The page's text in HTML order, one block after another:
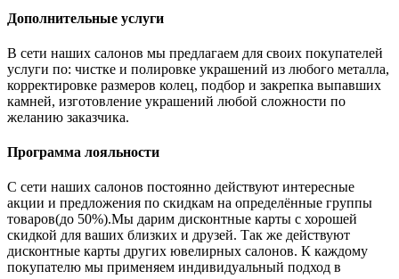
Дополнительные услуги
В сети наших салонов мы предлагаем для своих покупателей
услуги по: чистке и полировке украшений из любого металла,
корректировке размеров колец, подбор и закрепка выпавших
камней, изготовление украшений любой сложности по
желанию заказчика.
Программа лояльности
С сети наших салонов постоянно действуют интересные
акции и предложения по скидкам на определённые группы
товаров(до 50%).Мы дарим дисконтные карты с хорошей
скидкой для ваших близких и друзей. Так же действуют
дисконтные карты других ювелирных салонов. К каждому
покупателю мы применяем индивидуальный подход в